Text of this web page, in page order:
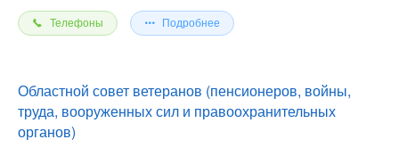
Телефоны Подробнее
Областной совет ветеранов (пенсионеров, войны,
труда, вооруженных сил и правоохранительных
органов)